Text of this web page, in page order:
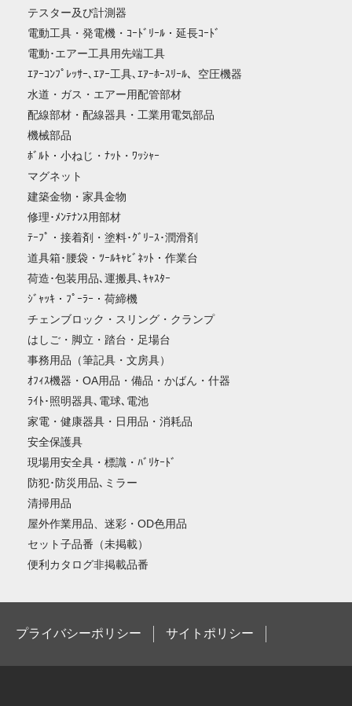
テスター及び計測器
電動工具・発電機・ｺｰﾄﾞﾘｰﾙ・延長ｺｰﾄﾞ
電動･エアー工具用先端工具
ｴｱｰｺﾝﾌﾟﾚｯｻｰ､ｴｱｰ工具､ｴｱｰﾎｰｽﾘｰﾙ、空圧機器
水道・ガス・エアー用配管部材
配線部材・配線器具・工業用電気部品
機械部品
ﾎﾞﾙﾄ・小ねじ・ﾅｯﾄ・ﾜｯｼｬｰ
マグネット
建築金物・家具金物
修理･ﾒﾝﾃﾅﾝｽ用部材
ﾃｰﾌﾟ・接着剤・塗料･ｸﾞﾘｰｽ･潤滑剤
道具箱･腰袋・ﾂｰﾙｷｬﾋﾞﾈｯﾄ・作業台
荷造･包装用品､運搬具､ｷｬｽﾀｰ
ｼﾞｬｯｷ・ﾌﾟｰﾗｰ・荷締機
チェンブロック・スリング・クランプ
はしご・脚立・踏台・足場台
事務用品（筆記具・文房具）
ｵﾌｨｽ機器・OA用品・備品・かばん・什器
ﾗｲﾄ･照明器具､電球､電池
家電・健康器具・日用品・消耗品
安全保護具
現場用安全具・標識・ﾊﾞﾘｹｰﾄﾞ
防犯･防災用品､ミラー
清掃用品
屋外作業用品、迷彩・OD色用品
セット子品番（未掲載）
便利カタログ非掲載品番
プライバシーポリシー サイトポリシー